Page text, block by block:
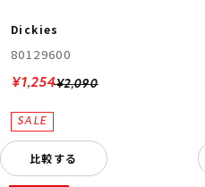
Dickies
80129600
¥2,090
¥1,254
比較する